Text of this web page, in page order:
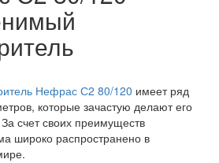
Нефрас С2 80/120 имеет ряд
которые зачастую делают его
счет своих преимуществ
широко распространено в